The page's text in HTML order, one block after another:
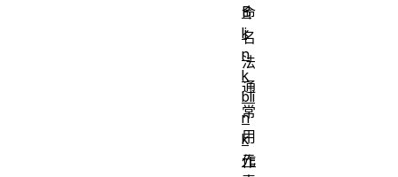
命
名
法
通
常
用
作
B
li
n
k
bli
n
k
元